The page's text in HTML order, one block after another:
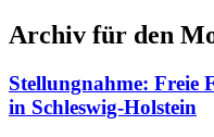
Archiv für den
Stellungnahme: Freie
in Schleswig-Holstein